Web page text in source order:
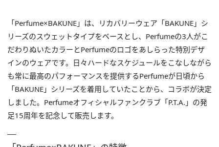
「Perfume×BAKUNE」は、リカバリーウェア「BAKUNE」シ
リーズのスウェットタイプをベースとし、Perfumeの3人がこ
だわりぬいたカラーとPerfumeのロゴをあしらった特別デザ
インのウェアです。日々ハードなスケジュールをこなしながら
も常に最高のパフォーマンスを提供するPerfumeが日頃から
「BAKUNE」シリーズを着用していたことから、コラボが決定
しました。Perfumeオフィシャルファンクラブ「P.T.A.」の発
足15周年を記念して販売します。